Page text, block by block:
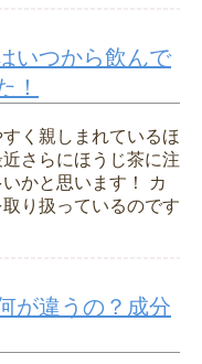
いつから飲んで
！
く親しまれているほ
さらにほうじ茶に注
かと思います！ カ
り扱っているのです
が違うの？成分